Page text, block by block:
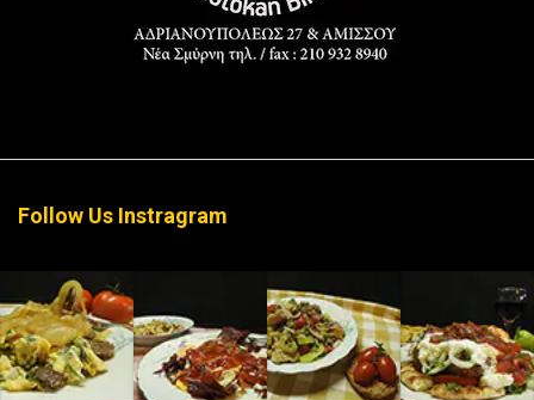
Follow Us Instragram